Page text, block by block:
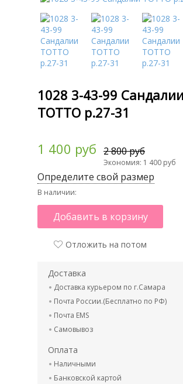
1028 3-43-99 Сандалии
ТОТТО р.27-31
1 400 руб 2 800 руб
Экономия: 1 400 руб
Определите свой размер
В наличии:
Добавить в корзину
Отложить на потом
Доставка
Доставка курьером по г.Самара
Почта России.(Бесплатно по РФ)
Почта EMS
Самовывоз
Оплата
Наличными
Банковской картой